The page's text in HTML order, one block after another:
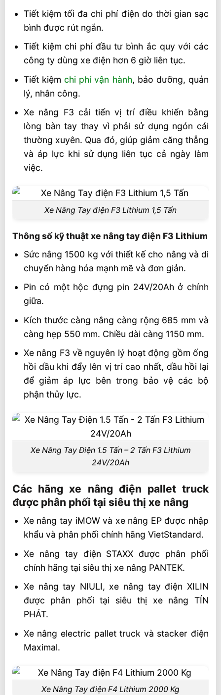
Tiết kiệm tối đa chi phí điện do thời gian sạc
bình được rút ngắn.
Tiết kiệm chi phí đầu tư bình ắc quy với các
công ty dùng xe điện hơn 6 giờ liên tục.
Tiết kiệmchi phí vận hành, bảo dưỡng, quản
lý, nhân công.
Xe nâng F3 cải tiến vị trí điều khiển bằng
lòng bàn tay thay vì phải sử dụng ngón cái
thường xuyên. Qua đó, giúp giảm căng thẳng
và áp lực khi sử dụng liên tục cả ngày làm
việc.
Xe Nâng Tay điện F3 Lithium 1,5 Tấn
Thông số kỹ thuật xe nâng tay điện F3 Lithium
Sức nâng 1500 kg với thiết kế cho nâng và di
chuyển hàng hóa mạnh mẽ và đơn giản.
Pin có một hộc đựng pin 24V/20Ah ở chính
giữa.
Kích thước càng nâng càng rộng 685 mm và
càng hẹp 550 mm. Chiều dài càng 1150 mm.
Xe nâng F3 về nguyên lý hoạt động gồm ống
hồi dầu khi đẩy lên vị trí cao nhất, dầu hồi lại
để giảm áp lực bên trong bảo vệ các bộ
phận thủy lực.
Xe Nâng Tay Điện 1.5 Tấn – 2 Tấn F3 Lithium
24V/20Ah
Các hãng xe nâng điện pallet truck
được phân phối tại siêu thị xe nâng
Xe nâng tay iMOW và xe nâng EP được nhập
khẩu và phân phối chính hãng VietStandard.
Xe nâng tay điện STAXX được phân phối
chính hãng tại siêu thị xe nâng PANTEK.
Xe nâng tay NIULI, xe nâng tay điện XILIN
được phân phối tại siêu thị xe nâng TÍN
PHÁT.
Xe nâng electric pallet truck và stacker điện
Maximal.
Xe Nâng Tay điện F4 Lithium 2000 Kg